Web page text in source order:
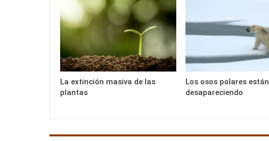
La extinción masiva de las
plantas
Los osos polares están
desapareciendo